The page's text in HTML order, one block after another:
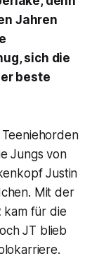
Jahren
sich die
beste
Jungs von
Justin
Mit der
kam für die
JT blieb